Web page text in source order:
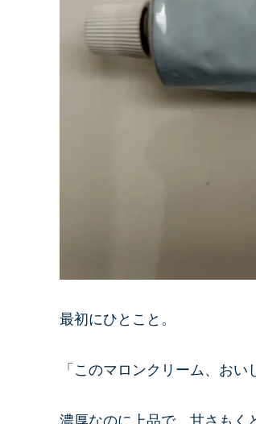
最初にひとこと。
「このマロンクリーム、おい
濃厚なのに上品で、甘さもく